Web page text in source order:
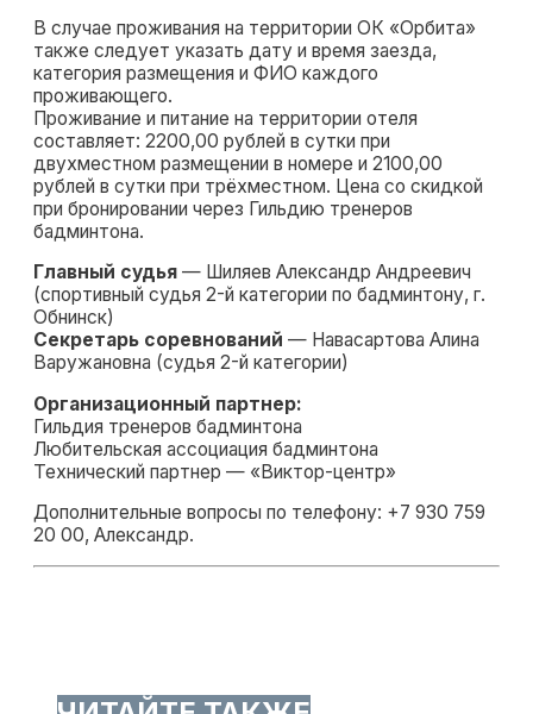
В случае проживания на территории ОК «Орбита»
также следует указать дату и время заезда,
категория размещения и ФИО каждого
проживающего.
Проживание и питание на территории отеля
составляет: 2200,00 рублей в сутки при
двухместном размещении в номере и 2100,00
рублей в сутки при трёхместном. Цена со скидкой
при бронировании через Гильдию тренеров
бадминтона.
Главный судья — Шиляев Александр Андреевич
(спортивный судья 2-й категории по бадминтону, г.
Обнинск)
Секретарь соревнований — Навасартова Алина
Варужановна (судья 2-й категории)
Организационный партнер:
Гильдия тренеров бадминтона
Любительская ассоциация бадминтона
Технический партнер — «Виктор-центр»
Дополнительные вопросы по телефону: +7 930 759
20 00, Александр.